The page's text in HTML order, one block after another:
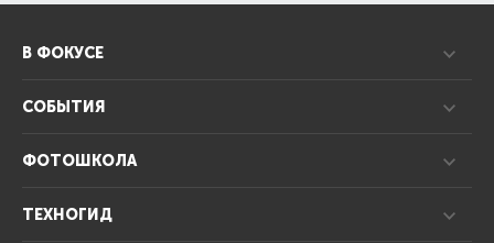
В ФОКУСЕ
СОБЫТИЯ
ФОТОШКОЛА
ТЕХНОГИД